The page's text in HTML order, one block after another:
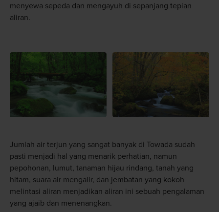
menyewa sepeda dan mengayuh di sepanjang tepian
aliran.
Jumlah air terjun yang sangat banyak di Towada sudah
pasti menjadi hal yang menarik perhatian, namun
pepohonan, lumut, tanaman hijau rindang, tanah yang
hitam, suara air mengalir, dan jembatan yang kokoh
melintasi aliran menjadikan aliran ini sebuah pengalaman
yang ajaib dan menenangkan.